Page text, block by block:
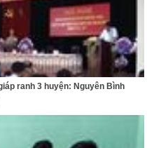
ranh 3 huyện: Nguyên Bình